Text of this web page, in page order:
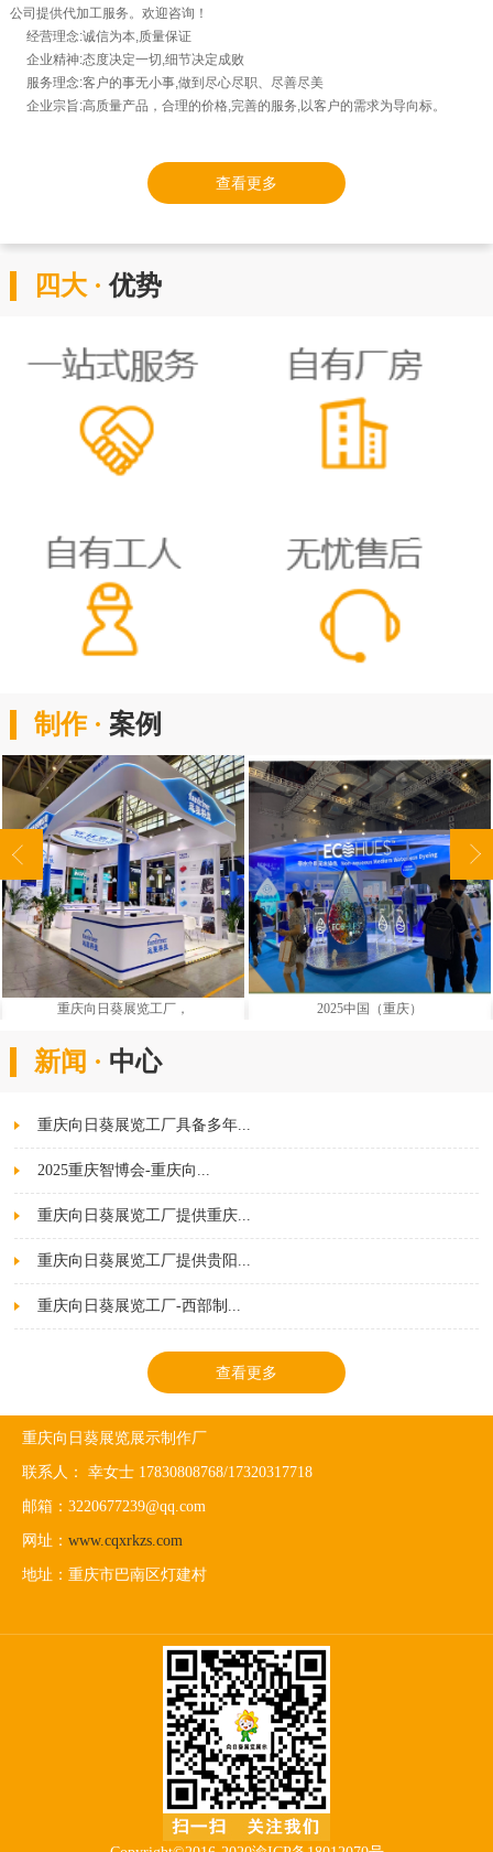
公司提供代加工服务。欢迎咨询！
经营理念:诚信为本,质量保证
企业精神:态度决定一切,细节决定成败
服务理念:客户的事无小事,做到尽心尽职、尽善尽美
企业宗旨:高质量产品，合理的价格,完善的服务,以客户的需求为导向标。
查看更多
四大 ·优势
制作 · 案例
重庆向日葵展览工厂， 2025中国（重庆）
新闻 · 中心
重庆向日葵展览工厂具备多年...
2025重庆智博会-重庆向...
重庆向日葵展览工厂提供重庆...
重庆向日葵展览工厂提供贵阳...
重庆向日葵展览工厂-西部制...
查看更多
重庆向日葵展览展示制作厂
联系人： 幸女士 17830808768/17320317718
邮箱：3220677239@qq.com
网址： www.cqxrkzs.com
地址：重庆市巴南区灯建村